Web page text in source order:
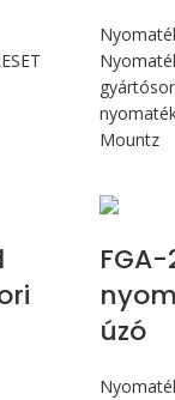
Mountz
úzó